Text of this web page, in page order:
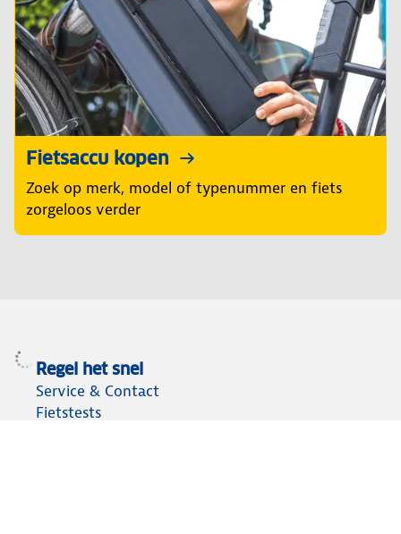
Fietsaccu kopen
Zoek op merk, model of typenummer en fiets
zorgeloos verder
Regel het snel
Service & Contact
Fietstests